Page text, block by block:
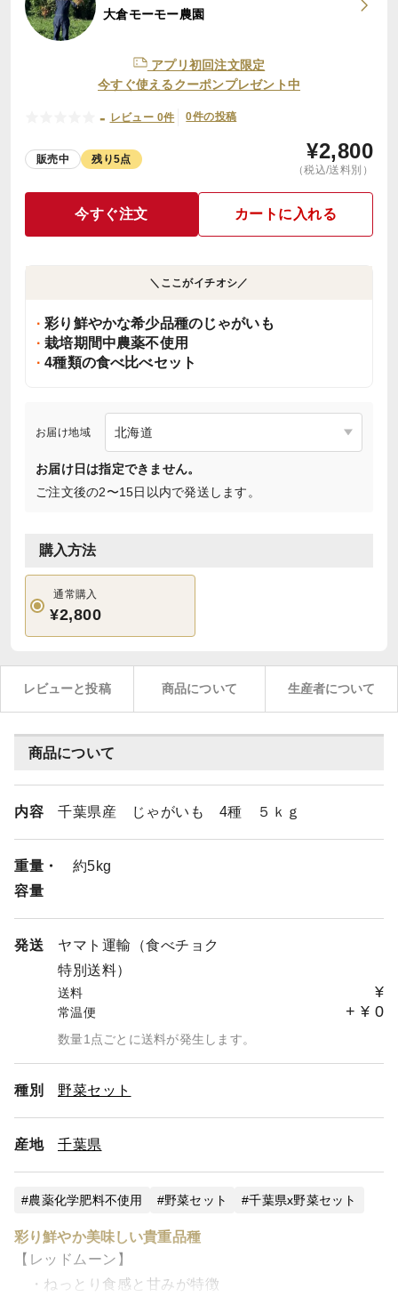
大倉モーモー農園
アプリ初回注文限定
今すぐ使えるクーポンプレゼント中
- レビュー 0件 0件の投稿
販売中 残り5点 ¥2,800
（税込/送料別）
今すぐ注文 カートに入れる
＼ここがイチオシ／
彩り鮮やかな希少品種のじゃがいも
栽培期間中農薬不使用
4種類の食べ比べセット
お届け地域
お届け日は指定できません。
ご注文後の2〜15日以内で発送します。
購入方法
通常購入
¥2,800
レビューと投稿 商品について 生産者について
商品について
内容 千葉県産 じゃがいも 4種 ５ｋｇ
重量・
容量
約5kg
発送
ヤマト運輸（食べチョク
特別送料）
送料 ¥
常温便 + ¥ 0
数量1点ごとに送料が発生します。
種別 野菜セット
産地 千葉県
農薬化学肥料不使用 野菜セット 千葉県x野菜セット
彩り鮮やか美味しい貴重品種
【レッドムーン】
・ねっとり食感と甘みが特徴